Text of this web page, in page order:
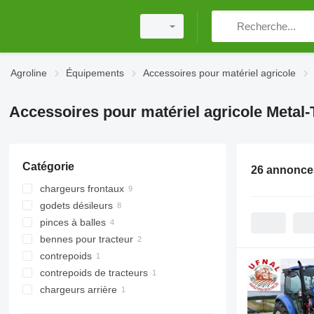
Agroline Équipements Accessoires pour matériel agricole
Accessoires pour matériel agricole Metal-
Catégorie
chargeurs frontaux
godets désileurs
pinces à balles
bennes pour tracteur
contrepoids
contrepoids de tracteurs
chargeurs arrière
26